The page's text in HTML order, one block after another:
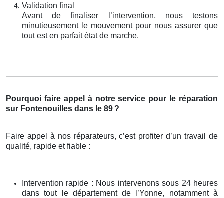
Validation final
Avant de finaliser l’intervention, nous testons
minutieusement le mouvement pour nous assurer que
tout est en parfait état de marche.
Pourquoi faire appel à notre service pour le réparation
sur Fontenouilles dans le 89 ?
Faire appel à nos réparateurs, c’est profiter d’un travail de
qualité, rapide et fiable :
Intervention rapide : Nous intervenons sous 24 heures
dans tout le département de l’Yonne, notamment à